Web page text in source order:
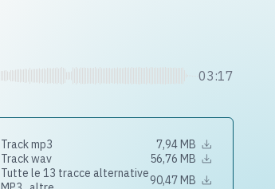
03:17
Track mp3
7,94 MB
Track wav
56,76 MB
Tutte le 13 tracce alternative90,47 MB